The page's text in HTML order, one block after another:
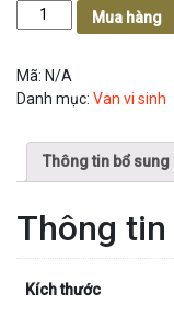
Mặt
bích
thép
đen
lượng
Mua hàng
Mã: N/A
Danh mục: Van vi sinh
Thông tin bổ sung
Thông tin
Kích thước